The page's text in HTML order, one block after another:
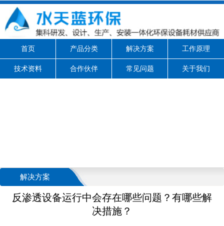
首页 产品分类 解决方案 工作原理
技术资料 合作伙伴 常见问题 关于我们
解决方案
反渗透设备运行中会存在哪些问题？有哪些解
决措施？